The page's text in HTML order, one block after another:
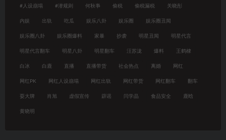
#人设崩塌 #潜规则 何秋亊 偷税 偷税漏税 关晓彤
内娱 出轨 吃瓜 娱乐八卦 娱乐圈 娱乐圈丑闻
娱乐圈八卦 娱乐圈爆料 家暴 抄袭 明星丑闻 明星代言
明星代言翻车 明星八卦 明星翻车 汪苏泷 爆料 王鹤棣
白冰 白鹿 直播 直播带货 社会热点 离婚 网红
网红PK 网红人设崩塌 网红出轨 网红带货 网红翻车 翻车
耍大牌 肖旭 虚假宣传 辟谣 闫学晶 食品安全 鹿晗
黄晓明